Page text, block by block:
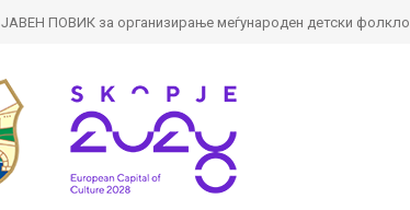
ЈАВЕН ПОВИК за организирање меѓународен детски
Пребарајтена нашата